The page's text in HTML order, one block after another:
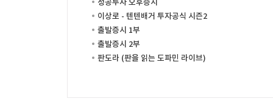
성공투자 오후증시
이상로 - 텐텐배거 투자공식 시즌2
출발증시 1부
출발증시 2부
판도라 (판을 읽는 도파민 라이브)